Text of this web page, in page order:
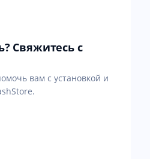
Свяжитесь с
вам с установкой и